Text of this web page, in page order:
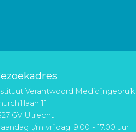
Verantwoord Medicijngebruik
11
GV Utrecht
t/m vrijdag: 9.00 - 17.00 uur